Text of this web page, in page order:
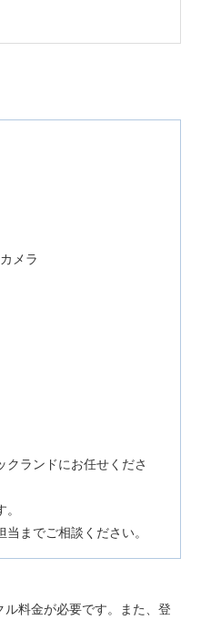
メラ
クランドにお任せくださ
までご相談ください。
料金が必要です。また、登